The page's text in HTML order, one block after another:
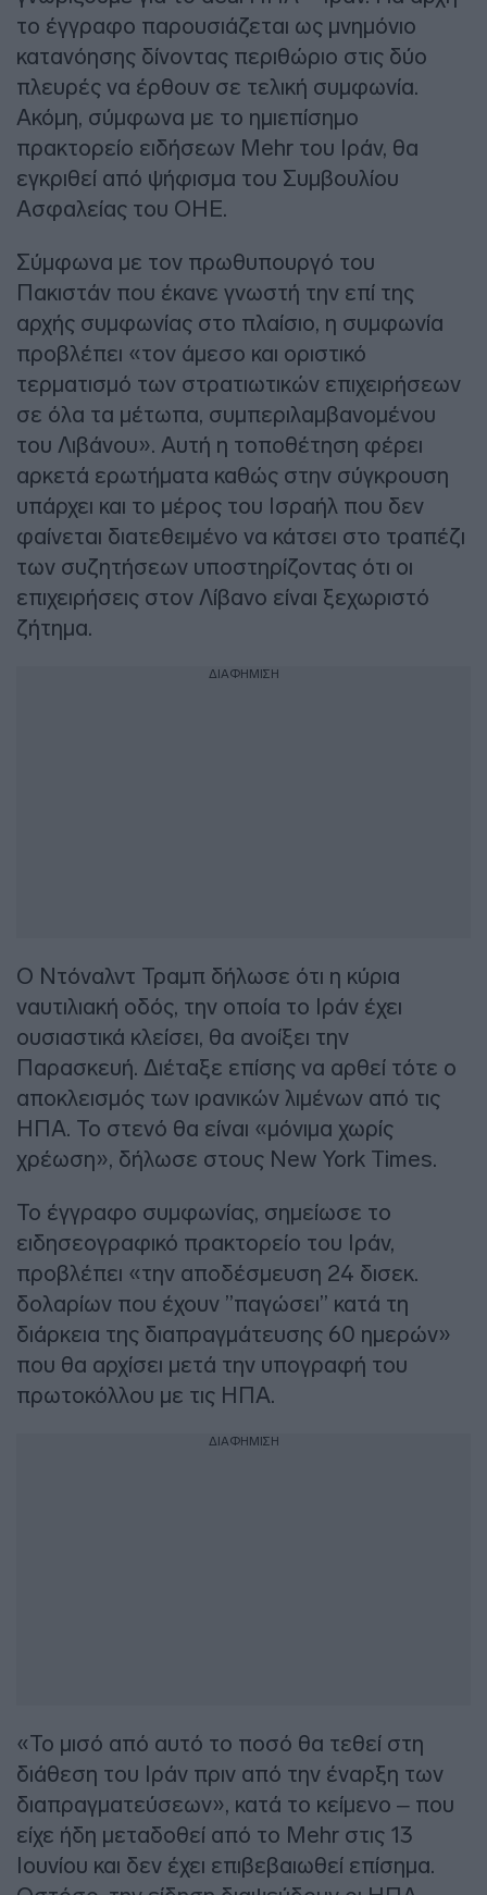
το έγγραφο παρουσιάζεται ως μνημόνιο
κατανόησης δίνοντας περιθώριο στις δύο
πλευρές να έρθουν σε τελική συμφωνία.
Ακόμη, σύμφωνα με το ημιεπίσημο
πρακτορείο ειδήσεων Mehr του Ιράν, θα
εγκριθεί από ψήφισμα του Συμβουλίου
Ασφαλείας του ΟΗΕ.
Σύμφωνα με τον πρωθυπουργό του
Πακιστάν που έκανε γνωστή την επί της
αρχής συμφωνίας στο πλαίσιο, η συμφωνία
προβλέπει «τον άμεσο και οριστικό
τερματισμό των στρατιωτικών επιχειρήσεων
σε όλα τα μέτωπα, συμπεριλαμβανομένου
του Λιβάνου». Αυτή η τοποθέτηση φέρει
αρκετά ερωτήματα καθώς στην σύγκρουση
υπάρχει και το μέρος του Ισραήλ που δεν
φαίνεται διατεθειμένο να κάτσει στο τραπέζι
των συζητήσεων υποστηρίζοντας ότι οι
επιχειρήσεις στον Λίβανο είναι ξεχωριστό
ζήτημα.
ΔΙΑΦΗΜΙΣΗ
Ο Ντόναλντ Τραμπ δήλωσε ότι η κύρια
ναυτιλιακή οδός, την οποία το Ιράν έχει
ουσιαστικά κλείσει, θα ανοίξει την
Παρασκευή. Διέταξε επίσης να αρθεί τότε ο
αποκλεισμός των ιρανικών λιμένων από τις
ΗΠΑ. Το στενό θα είναι «μόνιμα χωρίς
χρέωση», δήλωσε στους New York Times.
Το έγγραφο συμφωνίας, σημείωσε το
ειδησεογραφικό πρακτορείο του Ιράν,
προβλέπει «την αποδέσμευση 24 δισεκ.
δολαρίων που έχουν ”παγώσει” κατά τη
διάρκεια της διαπραγμάτευσης 60 ημερών»
που θα αρχίσει μετά την υπογραφή του
πρωτοκόλλου με τις ΗΠΑ.
ΔΙΑΦΗΜΙΣΗ
«Το μισό από αυτό το ποσό θα τεθεί στη
διάθεση του Ιράν πριν από την έναρξη των
διαπραγματεύσεων», κατά το κείμενο – που
είχε ήδη μεταδοθεί από το Mehr στις 13
Ιουνίου και δεν έχει επιβεβαιωθεί επίσημα.